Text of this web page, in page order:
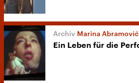
Marina Abramović:
Ein Leben für die